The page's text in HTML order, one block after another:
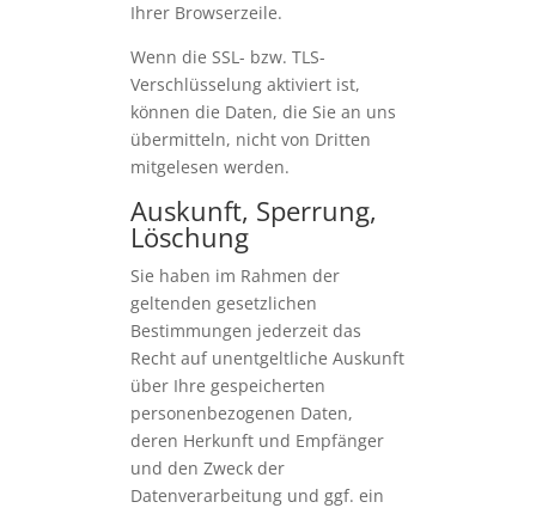
Ihrer Browserzeile.
Wenn die SSL- bzw. TLS-
Verschlüsselung aktiviert ist,
können die Daten, die Sie an uns
übermitteln, nicht von Dritten
mitgelesen werden.
Auskunft, Sperrung,
Löschung
Sie haben im Rahmen der
geltenden gesetzlichen
Bestimmungen jederzeit das
Recht auf unentgeltliche Auskunft
über Ihre gespeicherten
personenbezogenen Daten,
deren Herkunft und Empfänger
und den Zweck der
Datenverarbeitung und ggf. ein